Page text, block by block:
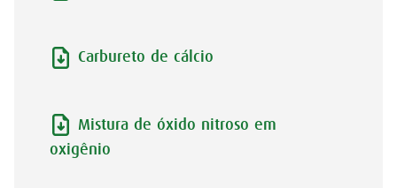
Carbureto de cálcio
Mistura de óxido nitroso em
oxigênio